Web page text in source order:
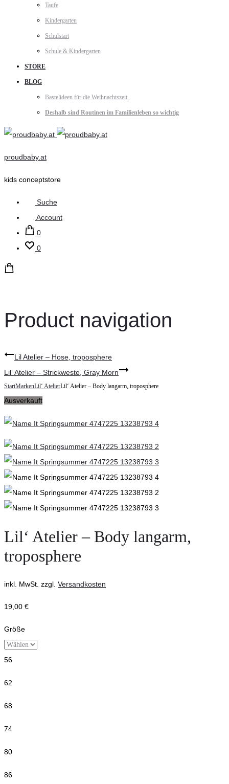
Taufe
Kindergarten
Schulstart
Schule & Kindergarten
STORE
BLOG
Bastelideen für die Weihnachtszeit.
Deshalb sind Routinen im Familienleben so wichtig
proudbaby.at
kids conceptstore
Suche
Account
0
0
Product navigation
Lil Atelier – Hose, troposphere
Lil‘ Atelier – Strickweste, Gray Morn
StartMarkenLil‘ AtelierLil‘ Atelier – Body langarm, troposphere
Ausverkauft
Lil‘ Atelier – Body langarm,
troposphere
inkl. MwSt. zzgl. Versandkosten
19,00 €
Größe
56
62
68
74
80
86